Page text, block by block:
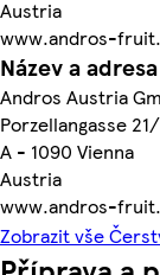
Austria
www.andros-
Název a adresa
Andros Austria
Porzellangasse
A - 1090 Vienna
Austria
www.andros-
Zobrazit vše